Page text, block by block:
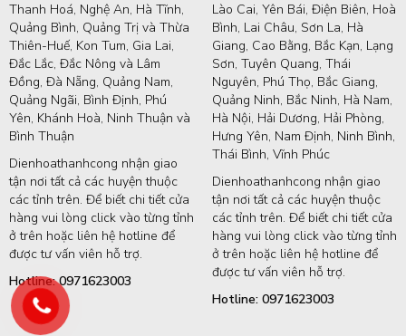
Thanh Hoá, Nghệ An, Hà Tĩnh,
Quảng Bình, Quảng Trị và Thừa
Thiên-Huế, Kon Tum, Gia Lai,
Đắc Lắc, Đắc Nông và Lâm
Đồng, Đà Nẵng, Quảng Nam,
Quảng Ngãi, Bình Định, Phú
Yên, Khánh Hoà, Ninh Thuận và
Bình Thuận
Dienhoathanhcong nhận giao
tận nơi tất cả các huyện thuộc
các tỉnh trên. Để biết chi tiết cửa
hàng vui lòng click vào từng tỉnh
ở trên hoặc liên hệ hotline để
được tư vấn viên hỗ trợ.
Hotline: 0971623003
Lào Cai, Yên Bái, Điện Biên, Hoà
Bình, Lai Châu, Sơn La, Hà
Giang, Cao Bằng, Bắc Kạn, Lạng
Sơn, Tuyên Quang, Thái
Nguyên, Phú Thọ, Bắc Giang,
Quảng Ninh, Bắc Ninh, Hà Nam,
Hà Nội, Hải Dương, Hải Phòng,
Hưng Yên, Nam Định, Ninh Bình,
Thái Bình, Vĩnh Phúc
Dienhoathanhcong nhận giao
tận nơi tất cả các huyện thuộc
các tỉnh trên. Để biết chi tiết cửa
hàng vui lòng click vào từng tỉnh
ở trên hoặc liên hệ hotline để
được tư vấn viên hỗ trợ.
Hotline: 0971623003